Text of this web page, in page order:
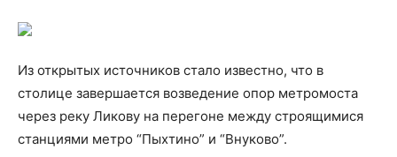
Из открытых источников стало известно, что в
столице завершается возведение опор метромоста
через реку Ликову на перегоне между строящимися
станциями метро “Пыхтино” и “Внуково”.